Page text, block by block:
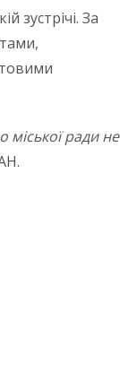
зустрічі. За
ради не